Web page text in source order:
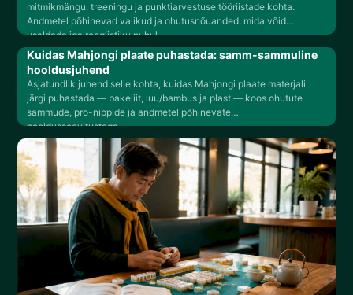
mitmikmängu, treeningu ja punktiarvestuse tööriistade kohta.
Andmetel põhinevad valikud ja ohutusnõuanded, mida võid
usaldada iga reeglistiku puhul.
Kuidas Mahjongi plaate puhastada: samm-sammuline
hooldusjuhend
Asjatundlik juhend selle kohta, kuidas Mahjongi plaate materjali
järgi puhastada — bakeliit, luu/bambus ja plast — koos ohutute
sammude, pro-nippide ja andmetel põhinevate
hooldussoovitustega.